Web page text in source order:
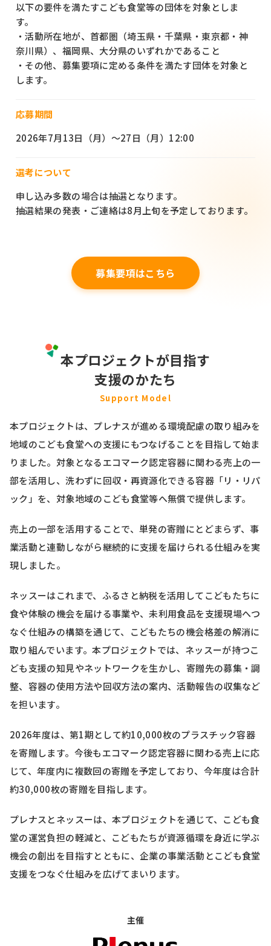
以下の要件を満たすこども食堂等の団体を対象としま
す。
・活動所在地が、首都圏（埼玉県・千葉県・東京都・神
奈川県）、福岡県、大分県のいずれかであること
・その他、募集要項に定める条件を満たす団体を対象と
します。
応募期間
2026年7月13日（月）～27日（月）12:00
選考について
申し込み多数の場合は抽選となります。
抽選結果の発表・ご連絡は8月上旬を予定しております。
募集要項はこちら
本プロジェクトが目指す
支援のかたち
Support Model
本プロジェクトは、プレナスが進める環境配慮の取り組みを
地域のこども食堂への支援にもつなげることを目指して始ま
りました。対象となるエコマーク認定容器に関わる売上の一
部を活用し、洗わずに回収・再資源化できる容器「リ・リパ
ック」を、対象地域のこども食堂等へ無償で提供します。
売上の一部を活用することで、単発の寄贈にとどまらず、事
業活動と連動しながら継続的に支援を届けられる仕組みを実
現しました。
ネッスーはこれまで、ふるさと納税を活用してこどもたちに
食や体験の機会を届ける事業や、未利用食品を支援現場へつ
なぐ仕組みの構築を通じて、こどもたちの機会格差の解消に
取り組んでいます。本プロジェクトでは、ネッスーが持つこ
ども支援の知見やネットワークを生かし、寄贈先の募集・調
整、容器の使用方法や回収方法の案内、活動報告の収集など
を担います。
2026年度は、第1期として約10,000枚のプラスチック容器
を寄贈します。今後もエコマーク認定容器に関わる売上に応
じて、年度内に複数回の寄贈を予定しており、今年度は合計
約30,000枚の寄贈を目指します。
プレナスとネッスーは、本プロジェクトを通じて、こども食
堂の運営負担の軽減と、こどもたちが資源循環を身近に学ぶ
機会の創出を目指すとともに、企業の事業活動とこども食堂
支援をつなぐ仕組みを広げてまいります。
主催